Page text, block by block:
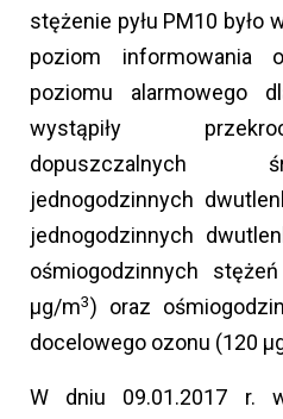
stężenie pyłu PM10 było
poziom informowania
poziomu alarmowego
wystąpiły
dopuszczalnych
jednogodzinnych
jednogodzinnych
ośmiogodzinnych
µg/m3) oraz
docelowego ozonu (120
W dniu 09.01.2017 r.